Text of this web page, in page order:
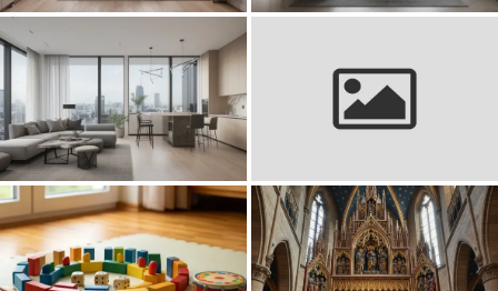
Jak urządzić stylowe wnętrze w
nowoczesnym budownictwie
Jak zaaranżować przestrzeń
Jakie wyliczanki dla dzieci